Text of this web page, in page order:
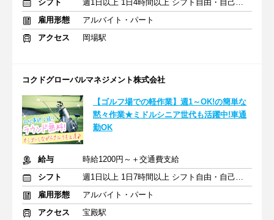
シフト
週1日以上 1日4時間以上 シフト自由・自己申告
雇用形態
アルバイト・パート
アクセス
岡場駅
コクドグローバルマネジメント株式会社
【ゴルフ場での軽作業】週1～OK!の簡単な
黙々作業★ミドルシニア世代も活躍中!車通
勤OK
給与
時給1200円～＋交通費支給
シフト
週1日以上 1日7時間以上 シフト自由・自己申告
雇用形態
アルバイト・パート
アクセス
宝殿駅